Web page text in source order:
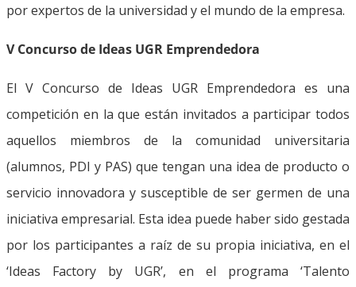
por expertos de la universidad y el mundo de la empresa.
V Concurso de Ideas UGR Emprendedora
El V Concurso de Ideas UGR Emprendedora es una
competición en la que están invitados a participar todos
aquellos miembros de la comunidad universitaria
(alumnos, PDI y PAS) que tengan una idea de producto o
servicio innovadora y susceptible de ser germen de una
iniciativa empresarial. Esta idea puede haber sido gestada
por los participantes a raíz de su propia iniciativa, en el
‘Ideas Factory by UGR’, en el programa ‘Talento